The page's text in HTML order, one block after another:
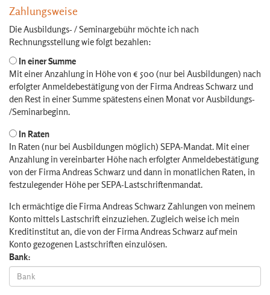
Zahlungsweise
Die Ausbildungs- / Seminargebühr möchte ich nach
Rechnungsstellung wie folgt bezahlen:
In einer Summe
Mit einer Anzahlung in Höhe von € 500 (nur bei Ausbildungen) nach
erfolgter Anmeldebestätigung von der Firma Andreas Schwarz und
den Rest in einer Summe spätestens einen Monat vor Ausbildungs-
/Seminarbeginn.
In Raten
In Raten (nur bei Ausbildungen möglich) SEPA-Mandat. Mit einer
Anzahlung in vereinbarter Höhe nach erfolgter Anmeldebestätigung
von der Firma Andreas Schwarz und dann in monatlichen Raten, in
festzulegender Höhe per SEPA-Lastschriftenmandat.
Ich ermächtige die Firma Andreas Schwarz Zahlungen von meinem
Konto mittels Lastschrift einzuziehen. Zugleich weise ich mein
Kreditinstitut an, die von der Firma Andreas Schwarz auf mein
Konto gezogenen Lastschriften einzulösen.
Bank: